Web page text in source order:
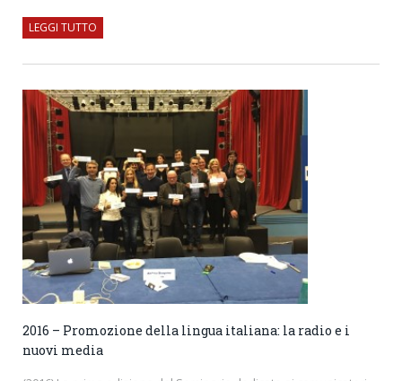
LEGGI TUTTO
2016 – Promozione della lingua italiana: la radio e i
nuovi media